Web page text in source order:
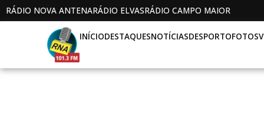
RÁDIO NOVA ANTENARÁDIO ELVASRÁDIO CAMPO MAIOR
INÍCIODESTAQUESNOTÍCIASDESPORTOFOTOS